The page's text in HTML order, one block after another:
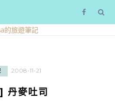
2008-11-21
丹麥吐司